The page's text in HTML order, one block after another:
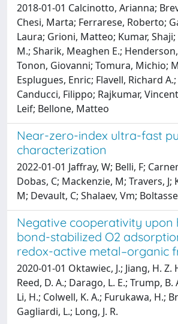
2018-01-01 Calcinotto, Arianna;
Chesi, Marta; Ferrarese, Roberto;
Laura; Grioni, Matteo; Kumar,
M.; Sharik, Meaghen E.;
Tonon, Giovanni; Tomura, Michio;
Esplugues, Enric; Flavell, Richard
Canducci, Filippo; Rajkumar,
Leif; Bellone, Matteo
Near-zero-index ultra-fast
characterization
2022-01-01 Jaffray, W; Belli, F;
Dobas, C; Mackenzie, M; Travers, J;
M; Devault, C; Shalaev, Vm;
Negative cooperativity upon
bond-stabilized O2
redox-active metal–organic
2020-01-01 Oktawiec, J.; Jiang, H. Z.
Reed, D. A.; Darago, L. E.; Trump, B.
Li, H.; Colwell, K. A.; Furukawa, H.;
Gagliardi, L.; Long, J. R.